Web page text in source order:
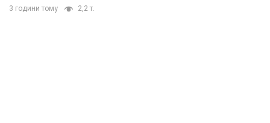
3 години тому 2,2 т.